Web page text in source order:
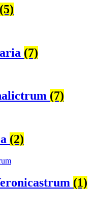
(5)
(7)
(7)
(2)
(1)